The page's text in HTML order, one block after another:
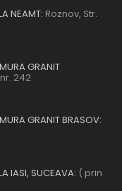
NEAMT: Roznov, Str.
GRANIT
242
GRANIT BRASOV:
IASI, SUCEAVA: ( prin